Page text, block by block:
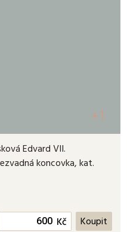
+1
Edvard VII.
koncovka, kat.
Kč